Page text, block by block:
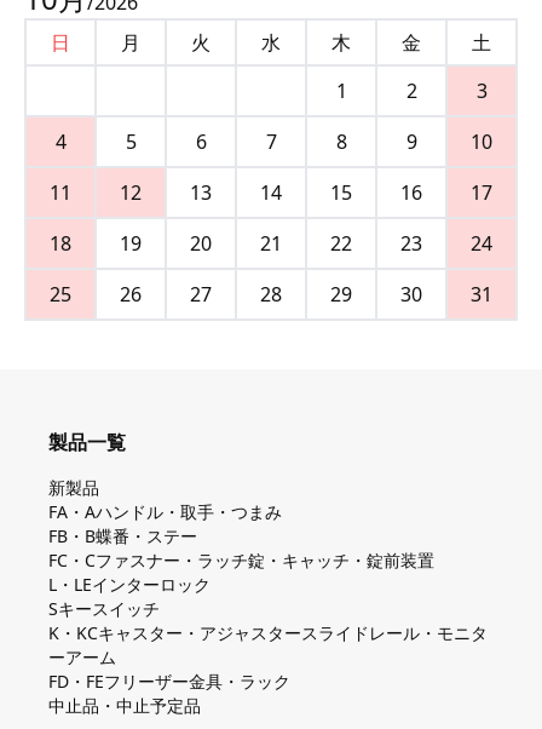
日
月 火 水 木 金
土
1
2
3
4
5 6 7 8 9
10
11
12 13 14 15 16
17
18
19 20 21 22 23
24
25
26 27 28 29 30 31
製品一覧
新製品
FA・Aハンドル・取手・つまみ
FB・B蝶番・ステー
FC・Cファスナー・ラッチ錠・キャッチ・錠前装置
L・LEインターロック
Sキースイッチ
K・KCキャスター・アジャスタースライドレール・モニタ
ーアーム
FD・FEフリーザー金具・ラック
中止品・中止予定品